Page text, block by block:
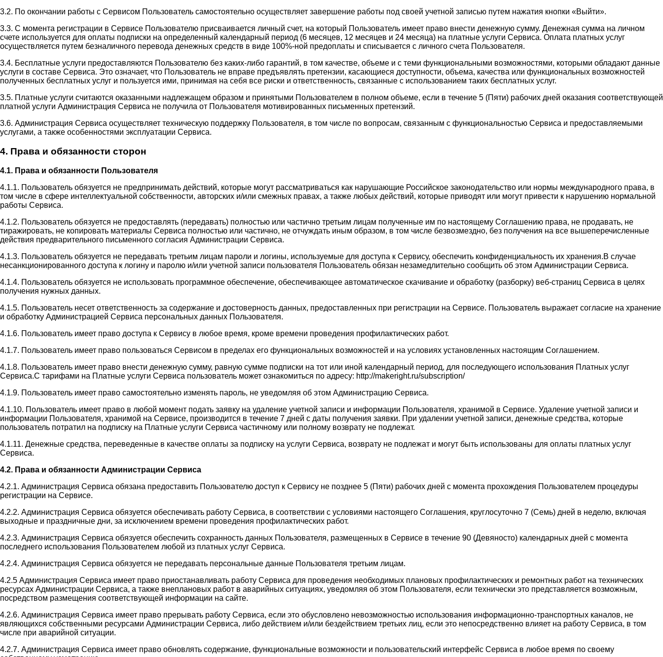
3.2. По окончании работы с Сервисом Пользователь самостоятельно осуществляет завершение работы под своей учетной записью путем нажатия кнопки «Выйти».
3.3. С момента регистрации в Сервисе Пользователю присваивается личный счет, на который Пользователь имеет право внести денежную сумму. Денежная сумма на личном
счете используется для оплаты подписки на определенный календарный период (6 месяцев, 12 месяцев и 24 месяца) на платные услуги Сервиса. Оплата платных услуг
осуществляется путем безналичного перевода денежных средств в виде 100%-ной предоплаты и списывается с личного счета Пользователя.
3.4. Бесплатные услуги предоставляются Пользователю без каких-либо гарантий, в том качестве, объеме и с теми функциональными возможностями, которыми обладают данные
услуги в составе Сервиса. Это означает, что Пользователь не вправе предъявлять претензии, касающиеся доступности, объема, качества или функциональных возможностей
полученных бесплатных услуг и пользуется ими, принимая на себя все риски и ответственность, связанные с использованием таких бесплатных услуг.
3.5. Платные услуги считаются оказанными надлежащем образом и принятыми Пользователем в полном объеме, если в течение 5 (Пяти) рабочих дней оказания соответствующей
платной услуги Администрация Сервиса не получила от Пользователя мотивированных письменных претензий.
3.6. Администрация Сервиса осуществляет техническую поддержку Пользователя, в том числе по вопросам, связанным с функциональностью Сервиса и предоставляемыми
услугами, а также особенностями эксплуатации Сервиса.
4. Права и обязанности сторон
4.1. Права и обязанности Пользователя
4.1.1. Пользователь обязуется не предпринимать действий, которые могут рассматриваться как нарушающие Российское законодательство или нормы международного права, в
том числе в сфере интеллектуальной собственности, авторских и/или смежных правах, а также любых действий, которые приводят или могут привести к нарушению нормальной
работы Сервиса.
4.1.2. Пользователь обязуется не предоставлять (передавать) полностью или частично третьим лицам полученные им по настоящему Соглашению права, не продавать, не
тиражировать, не копировать материалы Сервиса полностью или частично, не отчуждать иным образом, в том числе безвозмездно, без получения на все вышеперечисленные
действия предварительного письменного согласия Администрации Сервиса.
4.1.3. Пользователь обязуется не передавать третьим лицам пароли и логины, используемые для доступа к Сервису, обеспечить конфиденциальность их хранения.В случае
несанкционированного доступа к логину и паролю и/или учетной записи пользователя Пользователь обязан незамедлительно сообщить об этом Администрации Сервиса.
4.1.4. Пользователь обязуется не использовать программное обеспечение, обеспечивающее автоматическое скачивание и обработку (разборку) веб-страниц Сервиса в целях
получения нужных данных.
4.1.5. Пользователь несет ответственность за содержание и достоверность данных, предоставленных при регистрации на Сервисе. Пользователь выражает согласие на хранение
и обработку Администрацией Сервиса персональных данных Пользователя.
4.1.6. Пользователь имеет право доступа к Сервису в любое время, кроме времени проведения профилактических работ.
4.1.7. Пользователь имеет право пользоваться Сервисом в пределах его функциональных возможностей и на условиях установленных настоящим Соглашением.
4.1.8. Пользователь имеет право внести денежную сумму, равную сумме подписки на тот или иной календарный период, для последующего использования Платных услуг
Сервиса.С тарифами на Платные услуги Сервиса пользователь может ознакомиться по адресу: http://makeright.ru/subscription/
4.1.9. Пользователь имеет право самостоятельно изменять пароль, не уведомляя об этом Администрацию Сервиса.
4.1.10. Пользователь имеет право в любой момент подать заявку на удаление учетной записи и информации Пользователя, хранимой в Сервисе. Удаление учетной записи и
информации Пользователя, хранимой на Сервисе, производится в течение 7 дней с даты получения заявки. При удалении учетной записи, денежные средства, которые
пользователь потратил на подписку на Платные услуги Сервиса частичному или полному возврату не подлежат.
4.1.11. Денежные средства, переведенные в качестве оплаты за подписку на услуги Сервиса, возврату не подлежат и могут быть использованы для оплаты платных услуг
Сервиса.
4.2. Права и обязанности Администрации Сервиса
4.2.1. Администрация Сервиса обязана предоставить Пользователю доступ к Сервису не позднее 5 (Пяти) рабочих дней с момента прохождения Пользователем процедуры
регистрации на Сервисе.
4.2.2. Администрация Сервиса обязуется обеспечивать работу Сервиса, в соответствии с условиями настоящего Соглашения, круглосуточно 7 (Семь) дней в неделю, включая
выходные и праздничные дни, за исключением времени проведения профилактических работ.
4.2.3. Администрация Сервиса обязуется обеспечить сохранность данных Пользователя, размещенных в Сервисе в течение 90 (Девяносто) календарных дней с момента
последнего использования Пользователем любой из платных услуг Сервиса.
4.2.4. Администрация Сервиса обязуется не передавать персональные данные Пользователя третьим лицам.
4.2.5 Администрация Сервиса имеет право приостанавливать работу Сервиса для проведения необходимых плановых профилактических и ремонтных работ на технических
ресурсах Администрации Сервиса, а также внеплановых работ в аварийных ситуациях, уведомляя об этом Пользователя, если технически это представляется возможным,
посредством размещения соответствующей информации на сайте.
4.2.6. Администрация Сервиса имеет право прерывать работу Сервиса, если это обусловлено невозможностью использования информационно-транспортных каналов, не
являющихся собственными ресурсами Администрации Сервиса, либо действием и/или бездействием третьих лиц, если это непосредственно влияет на работу Сервиса, в том
числе при аварийной ситуации.
4.2.7. Администрация Сервиса имеет право обновлять содержание, функциональные возможности и пользовательский интерфейс Сервиса в любое время по своему